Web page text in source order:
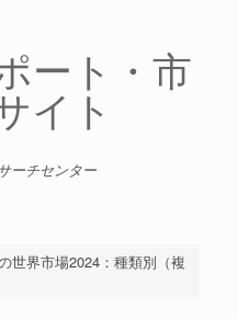
ート・市
イト
ーチセンター
世界市場2024：種類別（複